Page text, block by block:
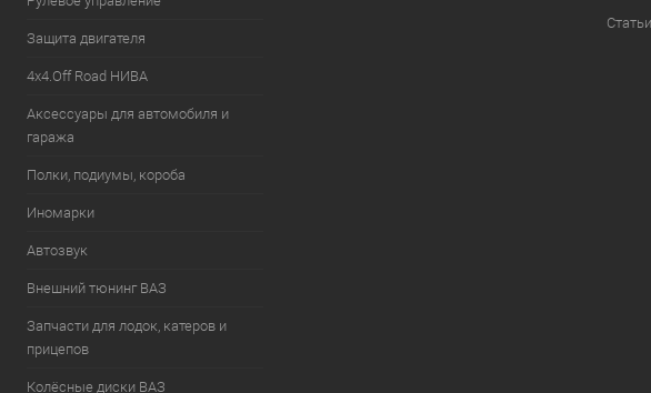
Защита двигателя
4х4.Off Road НИВА
Аксессуары для автомобиля и
гаража
Полки, подиумы, короба
Иномарки
Автозвук
Внешний тюнинг ВАЗ
Запчасти для лодок, катеров и
прицепов
Колёсные диски ВАЗ